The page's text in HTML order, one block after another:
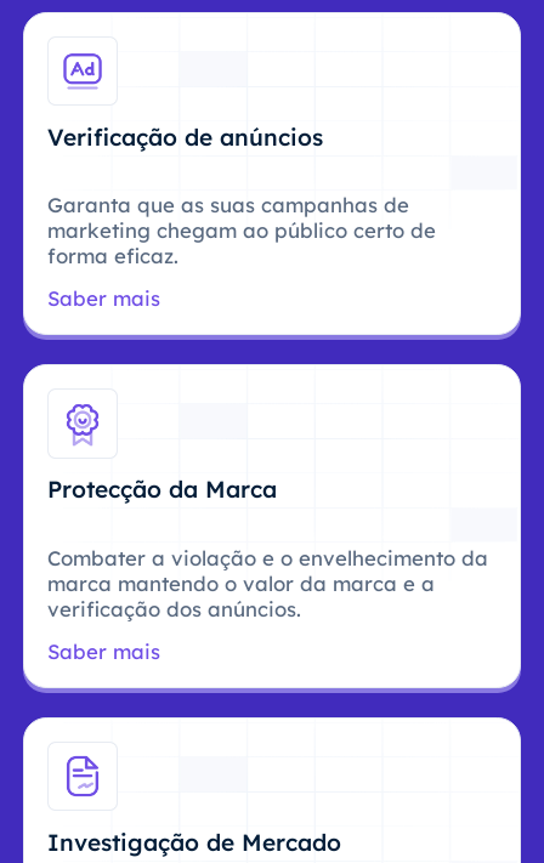
Verificação de anúncios
Garanta que as suas campanhas de
marketing chegam ao público certo de
forma eficaz.
Saber mais
Protecção da Marca
Combater a violação e o envelhecimento da
marca mantendo o valor da marca e a
verificação dos anúncios.
Saber mais
Investigação de Mercado